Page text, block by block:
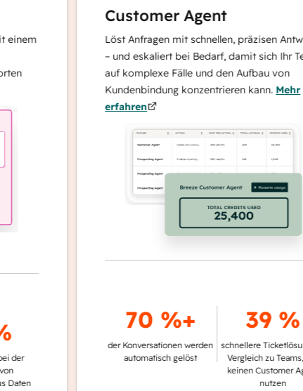
Customer Agent
Löst Anfragen mit schnellen, präzisen Antworten
– und eskaliert bei Bedarf, damit sich Ihr Team
auf komplexe Fälle und den Aufbau von
Kundenbindung konzentrieren kann.Mehr
erfahren
70 %+
der Konversationen werden
automatisch gelöst
39 %
schnellere Ticketlösung im
Vergleich zu Teams, die
keinen Customer Agent